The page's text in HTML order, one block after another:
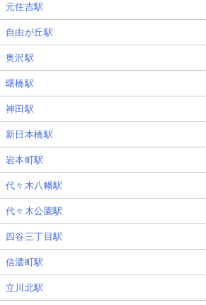
元住吉駅
自由が丘駅
奥沢駅
曙橋駅
神田駅
新日本橋駅
岩本町駅
代々木八幡駅
代々木公園駅
四谷三丁目駅
信濃町駅
立川北駅